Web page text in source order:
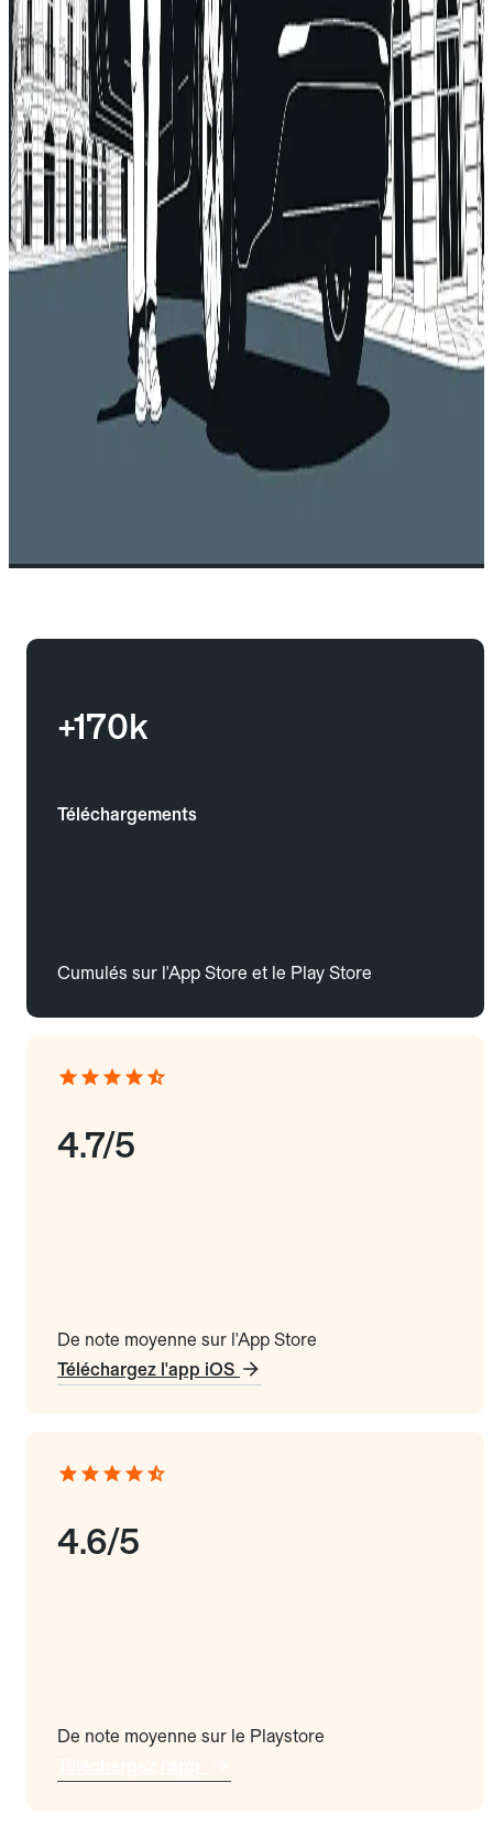
+170k
Téléchargements
Cumulés sur l'App Store et le Play Store
4.7/5
De note moyenne sur l'App Store
Téléchargez l'app iOS
4.6/5
De note moyenne sur le Playstore